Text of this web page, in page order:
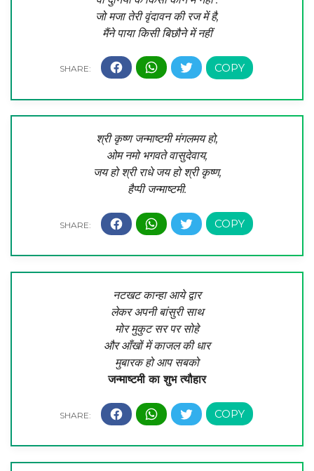
जो मजा तेरी वृंदावन की रज में है,
मैंने पाया किसी बिछौने में नहीं
श्री कृष्ण जन्माष्टमी मंगलमय हो,
ओम नमो भगवते वासुदेवाय,
जय हो श्री राधे जय हो श्री कृष्ण,
हैप्पी जन्माष्टमी.
नटखट कान्हा आये द्वार
लेकर अपनी बांसुरी साथ
मोर मुकुट सर पर सोहे
और आँखों में काजल की धार
मुबारक हो आप सबको
जन्माष्टमी का शुभ त्यौहार